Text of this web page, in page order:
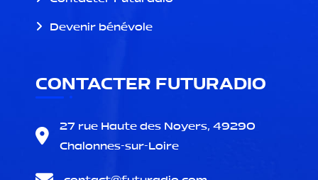
Devenir bénévole
CONTACTER FUTURADIO
27 rue Haute des Noyers, 49290
Chalonnes-sur-Loire